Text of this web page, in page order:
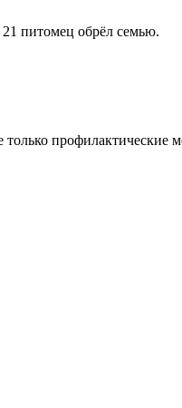
питомец обрёл семью.
профилактические